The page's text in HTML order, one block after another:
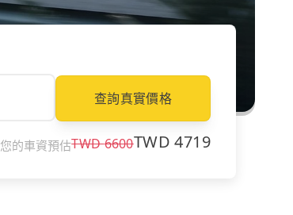
查詢真實價格
您的車資預估TWD6600TWD4719